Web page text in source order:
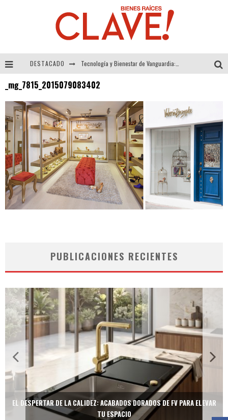
DESTACADO
El Despertar de la Calidez: Acabados Dorados de FV para Elevar tu Espacio
_mg_7815_2015079083402
PUBLICACIONES RECIENTES
EL DESPERTAR DE LA CALIDEZ: ACABADOS DORADOS DE FV PARA ELEVAR
TU ESPACIO